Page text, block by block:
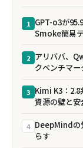
1 GPT-o3が
Smoke簡易
2 アリババ、
クベンチマ
3 Kimi K3：
資源の壁と
4 DeepMindの
らす